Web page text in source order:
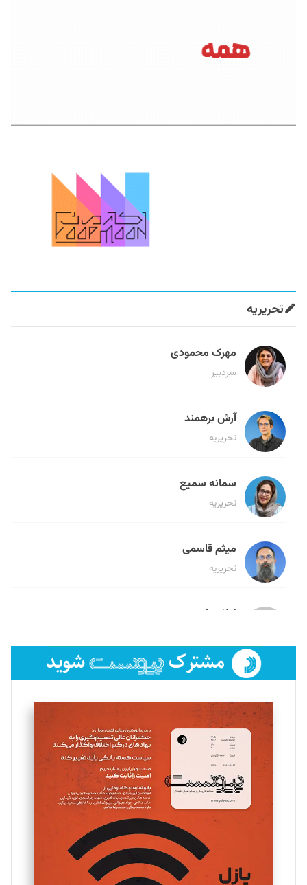
تحریریه
مهرک محمودی
سردبیر
آرش برهمند
تحریریه
سمانه سمیع
تحریریه
میثم قاسمی
تحریریه
لیلا حنارود
فائزه فتحی رستمی
تحریریه
سروش کرمیان
تحریریه
مینا پاکدل
یسنا امان‌پور